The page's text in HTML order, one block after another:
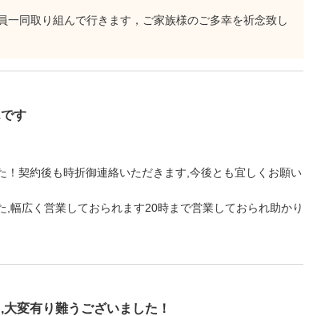
一同取り組んで行きます，ご家族様のご多幸を祈念致し
す
！契約後も時折御連絡いただきます,今後とも宜しくお願い
幅広く営業しておられます20時まで営業しておられ助かり
変有り難うございました！